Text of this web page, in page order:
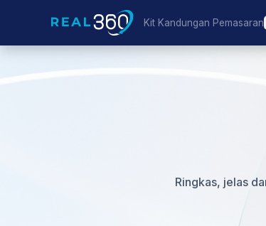
Kit Kandungan Pemasaran
Ringkas, jelas